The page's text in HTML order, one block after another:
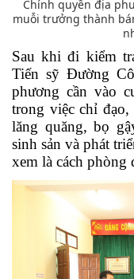
Chính quyền địa
muỗi trưởng thành
Sau khi đi kiểm
Tiến sỹ Đường
phương cần vào
trong việc chỉ
lăng quăng, bọ
sinh sản và phát
xem là cách